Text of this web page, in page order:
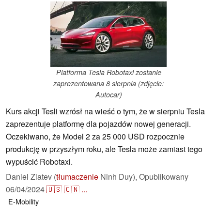
Platforma Tesla Robotaxi zostanie
zaprezentowana 8 sierpnia (zdjęcie:
Autocar)
Kurs akcji Tesli wzrósł na wieść o tym, że w sierpniu Tesla
zaprezentuje platformę dla pojazdów nowej generacji.
Oczekiwano, że Model 2 za 25 000 USD rozpocznie
produkcję w przyszłym roku, ale Tesla może zamiast tego
wypuścić Robotaxi.
Daniel Zlatev (tłumaczenie Ninh Duy), Opublikowany
06/04/2024🇺🇸🇨🇳 ...
E-Mobility